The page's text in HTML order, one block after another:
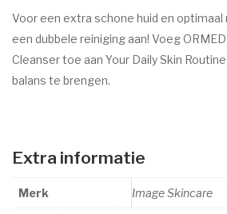
Voor een extra schone huid en
een dubbele reiniging aan! Voeg
Cleanser toe aan Your Daily Skin
balans te brengen.
Extra informatie
Merk Image Skincare